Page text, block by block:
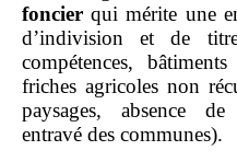
foncier qui mérite une
d’indivision et de
compétences,
friches agricoles non
paysages, absence
entravé des communes).